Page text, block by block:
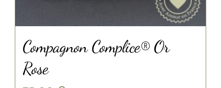
Compagnon Complice® Or
Rose